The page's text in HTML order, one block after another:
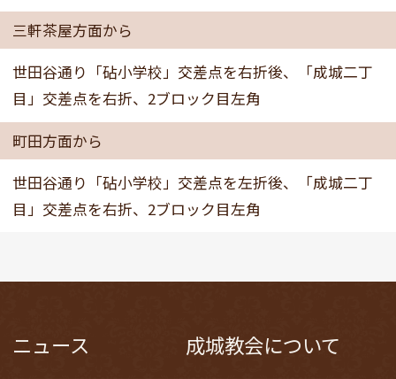
三軒茶屋方面から
世田谷通り「砧小学校」交差点を右折後、「成城二丁
目」交差点を右折、2ブロック目左角
町田方面から
世田谷通り「砧小学校」交差点を左折後、「成城二丁
目」交差点を右折、2ブロック目左角
ニュース 成城教会について